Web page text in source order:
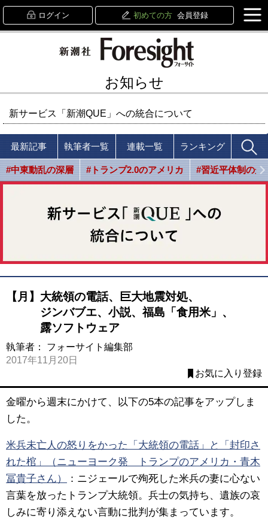
ログイン 初めての方 会員登録
お知らせ
新サービス「新潮QUE」への統合について
最新記事 執筆者一覧 連載一覧 ランキング
#中東動乱の深層 #トランプ2.0のアメリカ #習近平体制の光
【月】大統領の電話、巨大地震対処、
ジンバブエ、小説、福島「食用米」、
露ソフトウェア
執筆者： フォーサイト編集部
2017年11月20日
お気に入り登録
金曜から週末にかけて、以下の5本の記事をアップしま
した。
米兵未亡人の怒りをかった「大統領の電話」と「封印さ
れた棺」（ニューヨーク発 トランプのアメリカ・青木
冨貴子さん）
：ニジェールで殉死した米兵の妻に心ない
言葉を放ったトランプ大統領。兵士の気持ち、遺族の哀
しみに寄り添えない言動に批判が集まっています。